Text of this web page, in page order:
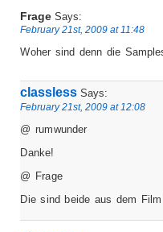
Frage Says:
February 21st, 2009 at 11:48
Woher sind denn die
classless Says:
February 21st, 2009 at 12:08
@ rumwunder
Danke!
@ Frage
Die sind beide aus dem Film